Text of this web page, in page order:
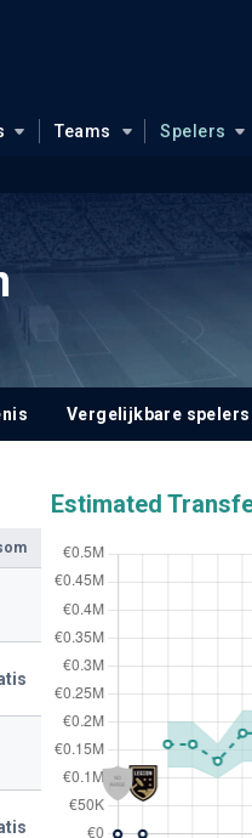
Teams Spelers
Vergelijkbare spelers
Estimated